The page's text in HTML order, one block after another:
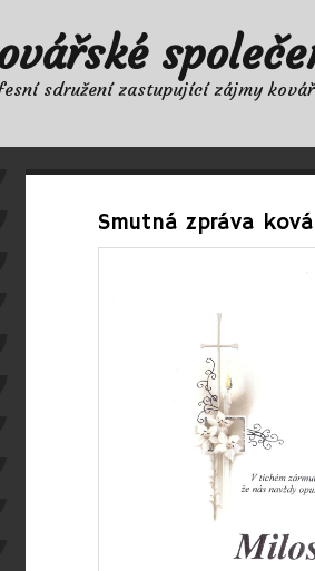
sdružení zastupující zájmy
Smutná zpráva